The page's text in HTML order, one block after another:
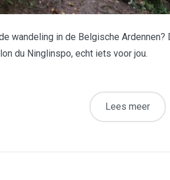
wandeling in de Belgische
du Ninglinspo, echt iets voor jou.
Lees meer